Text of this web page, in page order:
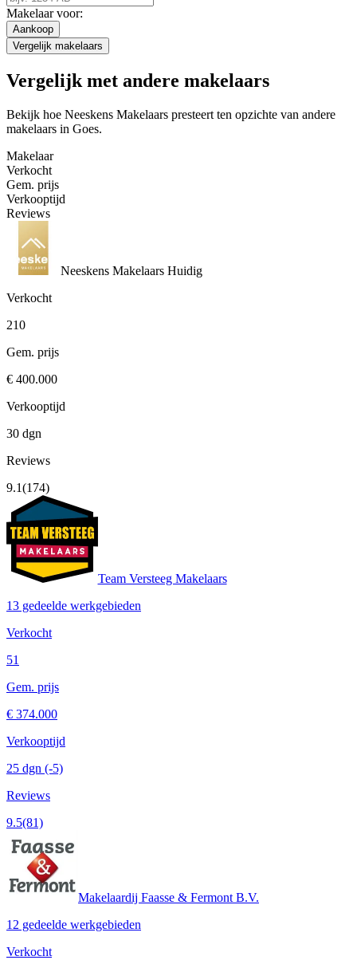
Makelaar voor:
Aankoop
Vergelijk makelaars
Vergelijk met andere makelaars
Bekijk hoe Neeskens Makelaars presteert ten opzichte van andere
makelaars in Goes.
Makelaar
Verkocht
Gem. prijs
Verkooptijd
Reviews
Neeskens Makelaars Huidig
Verkocht
210
Gem. prijs
€ 400.000
Verkooptijd
30 dgn
Reviews
9.1(174)
Team Versteeg Makelaars
13 gedeelde werkgebieden
Verkocht
51
Gem. prijs
€ 374.000
Verkooptijd
25 dgn (-5)
Reviews
9.5(81)
Makelaardij Faasse & Fermont B.V.
12 gedeelde werkgebieden
Verkocht